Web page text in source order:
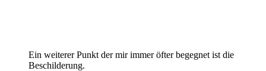
Ein weiterer Punkt der mir immer öfter begegnet ist die
Beschilderung.